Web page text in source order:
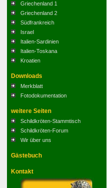
Griechenland 1
Griechenland 2
Südfrankreich
Israel
Italien-Sardinien
Italien-Toskana
Kroatien
Downloads
Merkblatt
Fotodokumentation
weitere Seiten
Schildkröten-Stammtisch
Schildkröten-Forum
Wir über uns
Gästebuch
Kontakt